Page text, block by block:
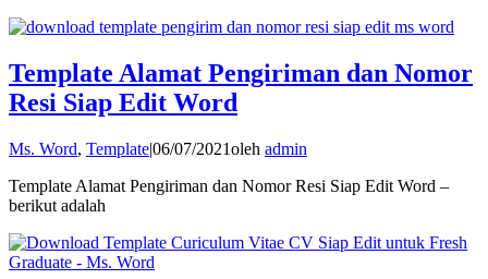
Template Alamat Pengiriman dan Nomor
Resi Siap Edit Word
Ms. Word, Template|06/07/2021oleh admin
Template Alamat Pengiriman dan Nomor Resi Siap Edit Word –
berikut adalah